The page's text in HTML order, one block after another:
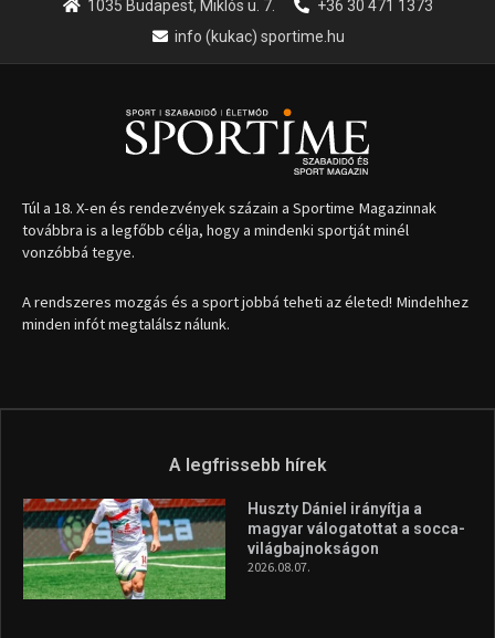
1035 Budapest, Miklós u. 7.
+36 30 471 1373
info (kukac) sportime.hu
Túl a 18. X-en és rendezvények százain a Sportime Magazinnak
továbbra is a legfőbb célja, hogy a mindenki sportját minél
vonzóbbá tegye.
A rendszeres mozgás és a sport jobbá teheti az életed! Mindehhez
minden infót megtalálsz nálunk.
A legfrissebb hírek
Huszty Dániel irányítja a
magyar válogatottat a socca-
világbajnokságon
2026.08.07.